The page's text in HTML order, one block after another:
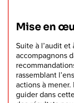
Mise en
Suite à l’audit
accompagnons
rassemblant
actions à
guider dans